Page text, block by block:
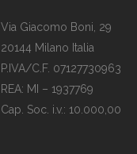
Via Giacomo Boni, 29
20144 Milano Italia
P.IVA/C.F. 07127730963
REA: MI – 1937769
Cap. Soc. i.v.: 10.000,00